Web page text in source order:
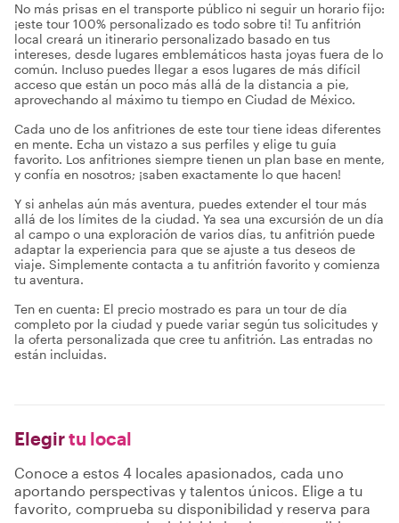
No más prisas en el transporte público ni seguir un horario fijo:
¡este tour 100% personalizado es todo sobre ti! Tu anfitrión
local creará un itinerario personalizado basado en tus
intereses, desde lugares emblemáticos hasta joyas fuera de lo
común. Incluso puedes llegar a esos lugares de más difícil
acceso que están un poco más allá de la distancia a pie,
aprovechando al máximo tu tiempo en Ciudad de México.
Cada uno de los anfitriones de este tour tiene ideas diferentes
en mente. Echa un vistazo a sus perfiles y elige tu guía
favorito. Los anfitriones siempre tienen un plan base en mente,
y confía en nosotros; ¡saben exactamente lo que hacen!
Y si anhelas aún más aventura, puedes extender el tour más
allá de los límites de la ciudad. Ya sea una excursión de un día
al campo o una exploración de varios días, tu anfitrión puede
adaptar la experiencia para que se ajuste a tus deseos de
viaje. Simplemente contacta a tu anfitrión favorito y comienza
tu aventura.
Ten en cuenta: El precio mostrado es para un tour de día
completo por la ciudad y puede variar según tus solicitudes y
la oferta personalizada que cree tu anfitrión. Las entradas no
están incluidas.
Elegirtu local
Conoce a estos 4 locales apasionados, cada uno
aportando perspectivas y talentos únicos. Elige a tu
favorito, comprueba su disponibilidad y reserva para